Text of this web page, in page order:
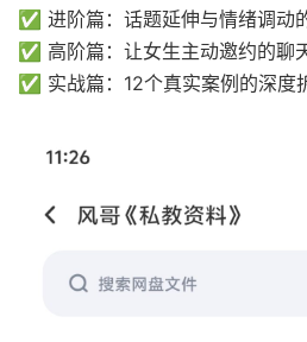
✅ 进阶篇：话题延伸与情绪调动
✅ 高阶篇：让女生主动邀约的聊
✅ 实战篇：12个真实案例的深度